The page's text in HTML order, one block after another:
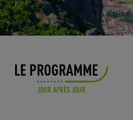
LE PROGRAMME
JOUR APRÈS JOUR